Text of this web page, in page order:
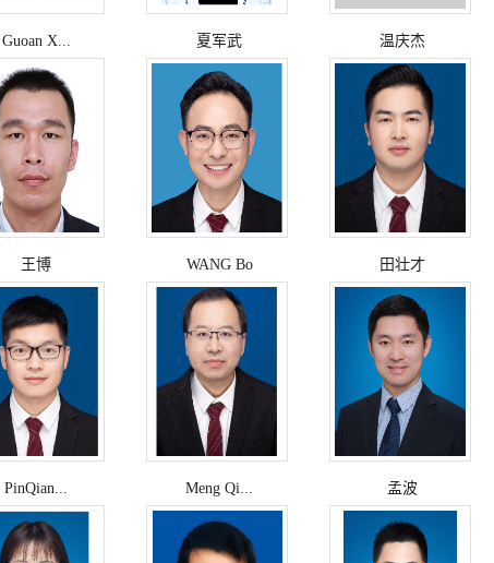
Guoan X... 夏军武 温庆杰
王博 WANG Bo 田壮才
PinQian... Meng Qi... 孟波